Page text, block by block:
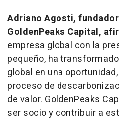
Adriano Agosti,
GoldenPeaks Capital,
empresa global con la
pequeño, ha
global en una
proceso de
de valor. GoldenPeaks
ser socio y contribuir a